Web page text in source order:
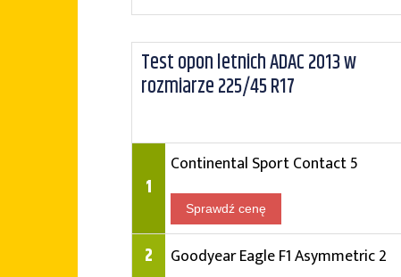
Test opon letnich ADAC 2013 w
rozmiarze 225/45 R17
1
Continental Sport Contact 5
Sprawdź cenę
2 Goodyear Eagle F1 Asymmetric 2